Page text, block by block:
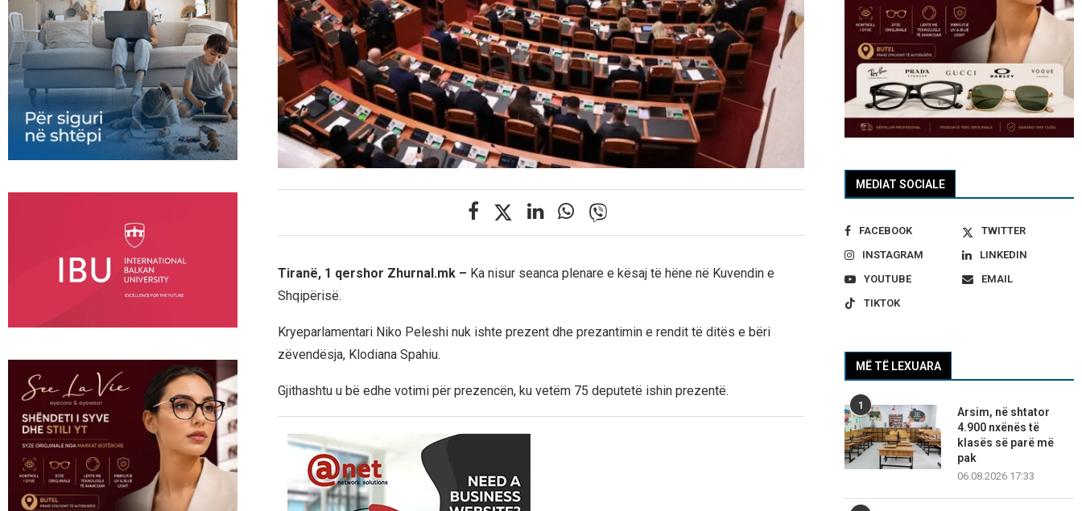
Tiranë, 1 qershor Zhurnal.mk – Ka nisur seanca plenare e kësaj të hëne në Kuvendin e
Shqipërisë.
Kryeparlamentari Niko Peleshi nuk ishte prezent dhe prezantimin e rendit të ditës e bëri
zëvendësja, Klodiana Spahiu.
Gjithashtu u bë edhe votimi për prezencën, ku vetëm 75 deputetë ishin prezentë.
MEDIAT SOCIALE
FACEBOOK
TWITTER
INSTAGRAM
LINKEDIN
YOUTUBE
EMAIL
TIKTOK
MË TË LEXUARA
1
Arsim, në shtator
4.900 nxënës të
klasës së parë më
pak
06.08.2026 17:33